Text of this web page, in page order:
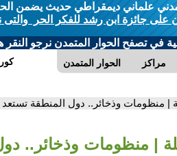
علماني ديمقراطي حديث يضمن
على جائزة ابن رشد للفكر الحر والتى
في تصفح الحوار المتمدن نرجو النقر
الحوار المتمدن مراكز
| منظومات وذخائر.. دول المنطقة
| منظومات وذخائر..